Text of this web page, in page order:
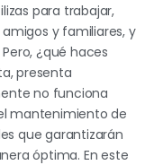
para trabajar,
y familiares, y
¿qué haces
presenta
no funciona
mantenimiento de
que garantizarán
óptima. En este